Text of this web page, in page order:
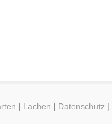
| Lachen | Datenschutz|